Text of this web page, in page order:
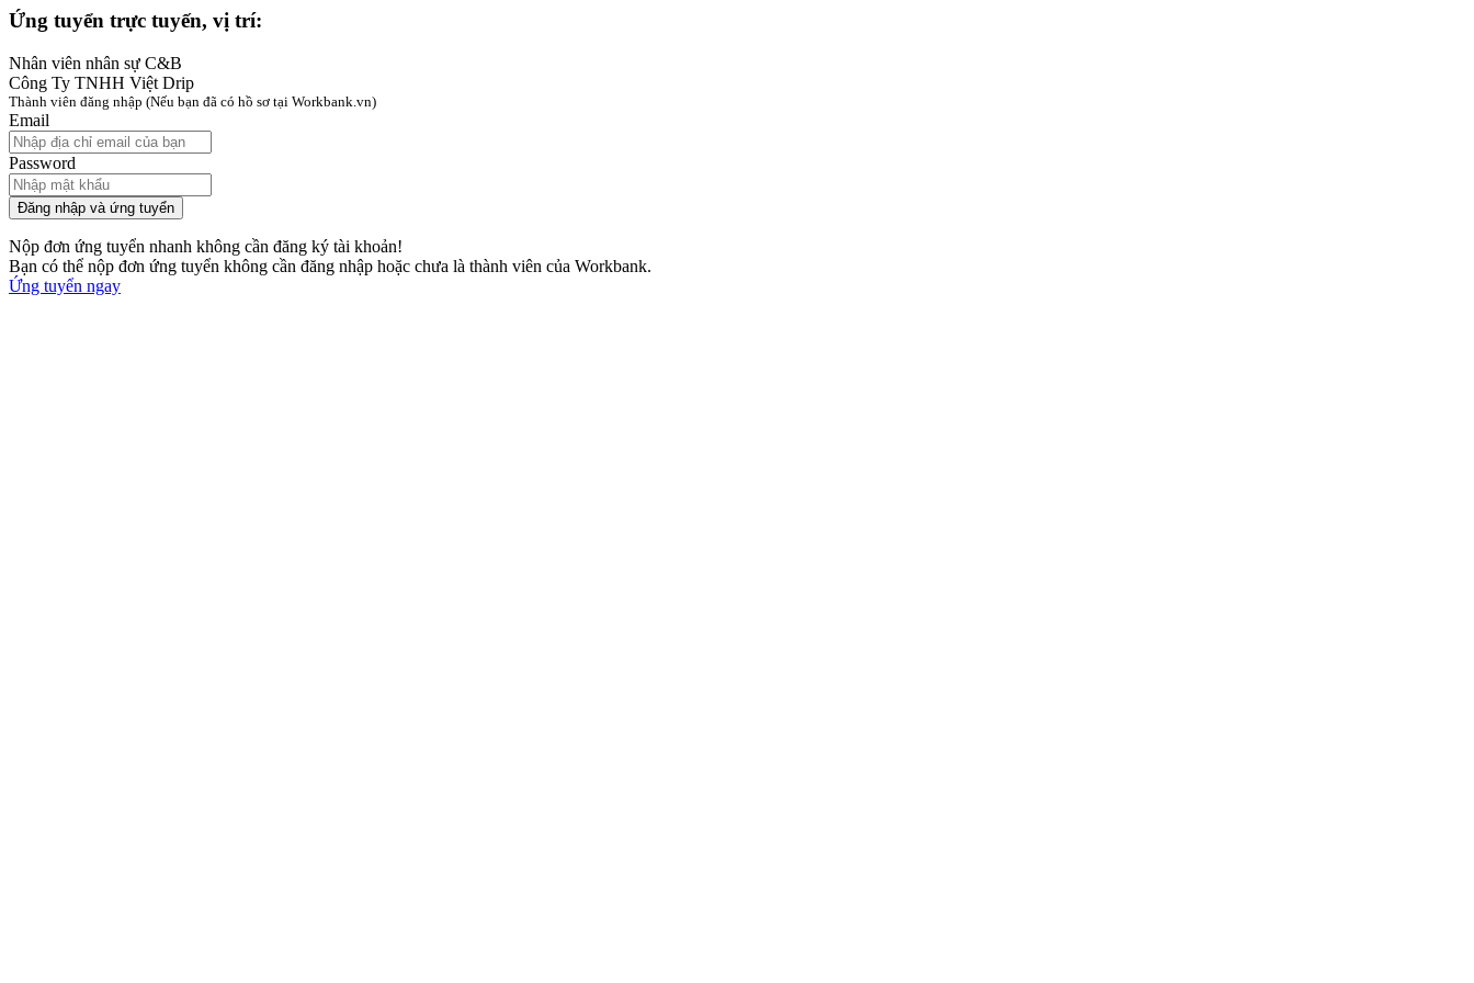
Ứng tuyển trực tuyến, vị trí:
Nhân viên nhân sự C&B
Công Ty TNHH Việt Drip
Thành viên đăng nhập (Nếu bạn đã có hồ sơ tại Workbank.vn)
Email
Password
Đăng nhập và ứng tuyển
Nộp đơn ứng tuyển nhanh không cần đăng ký tài khoản!
Bạn có thể nộp đơn ứng tuyển không cần đăng nhập hoặc chưa là thành viên của Workbank.
Ứng tuyển ngay